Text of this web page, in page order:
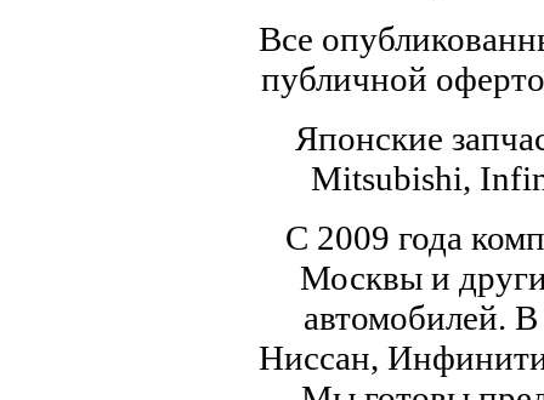
Все
публичной
Японские
Mitsubishi,
С 2009 года
Москвы и
автомобилей.
Ниссан,